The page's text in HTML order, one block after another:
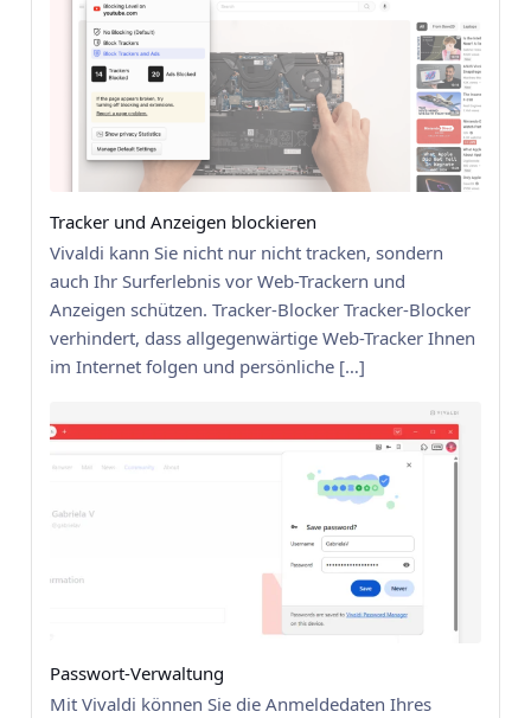
Tracker und Anzeigen blockieren
Vivaldi kann Sie nicht nur nicht tracken, sondern
auch Ihr Surferlebnis vor Web-Trackern und
Anzeigen schützen. Tracker-Blocker Tracker-Blocker
verhindert, dass allgegenwärtige Web-Tracker Ihnen
im Internet folgen und persönliche […]
Passwort-Verwaltung
Mit Vivaldi können Sie die Anmeldedaten Ihres